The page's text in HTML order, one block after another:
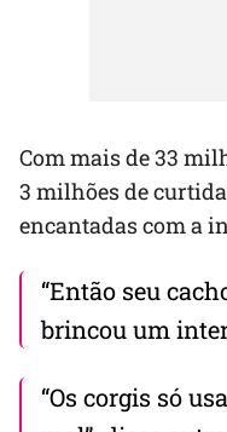
Com mais de 33
3 milhões de
encantadas com a
“Então seu
brincou um
“Os corgis só